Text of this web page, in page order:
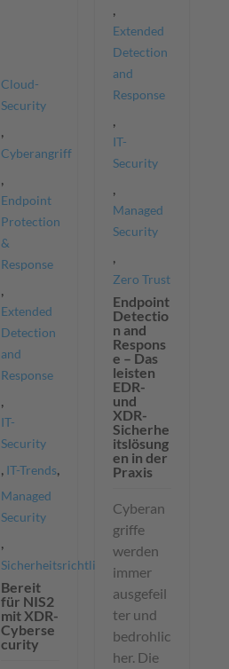
Cloud-
Security
,
Cyberangriff
,
Endpoint
Protection
&
Response
,
Extended
Detection
and
Response
,
IT-
Security
, IT-Trends,
Managed
Security
,
Sicherheitsrichtlinien
Bereit
für NIS2
mit XDR-
Cyberse
curity
,
Extended
Detection
and
Response
,
IT-
Security
,
Managed
Security
,
Zero Trust
Endpoint
Detectio
n and
Respons
e – Das
leisten
EDR-
und
XDR-
Sicherhe
itslösung
en in der
Praxis
Cyberan
griffe
werden
immer
ausgefeil
ter und
bedrohlic
her. Die